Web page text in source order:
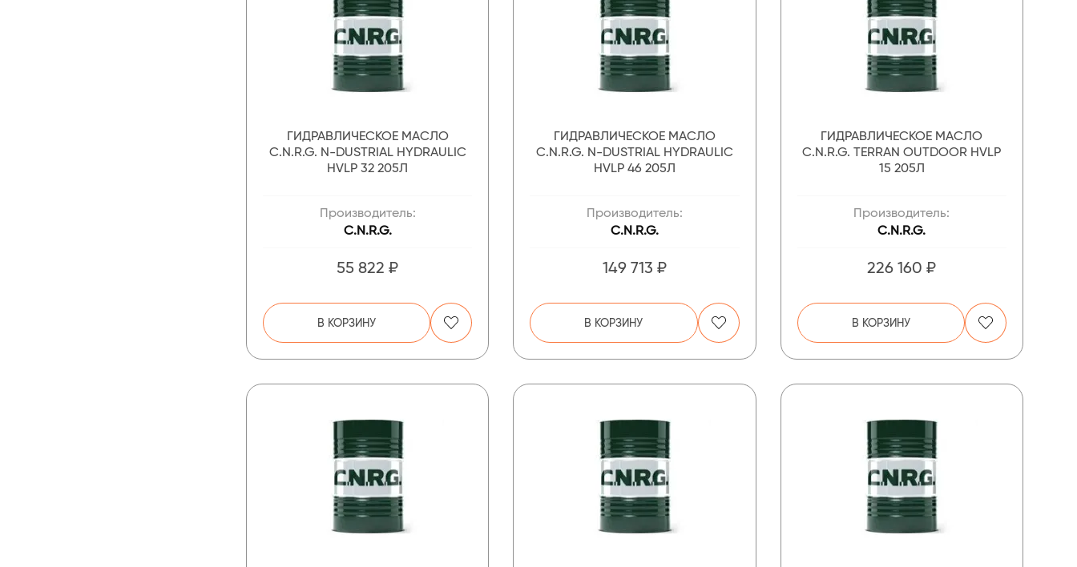
ГИДРАВЛИЧЕСКОЕ МАСЛО
C.N.R.G. N-DUSTRIAL HYDRAULIC
HVLP 32 205Л
Производитель:
C.N.R.G.
55 822 ₽
В КОРЗИНУ
ГИДРАВЛИЧЕСКОЕ МАСЛО
C.N.R.G. N-DUSTRIAL HYDRAULIC
HVLP 46 205Л
Производитель:
C.N.R.G.
149 713 ₽
В КОРЗИНУ
ГИДРАВЛИЧЕСКОЕ МАСЛО
C.N.R.G. TERRAN OUTDOOR HVLP
15 205Л
Производитель:
C.N.R.G.
226 160 ₽
В КОРЗИНУ